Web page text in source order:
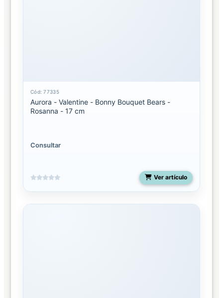
Cód: 77335
Aurora - Valentine - Bonny Bouquet Bears -
Rosanna - 17 cm
Consultar
Ver artículo